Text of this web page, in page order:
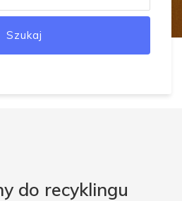
Szukaj
do recyklingu